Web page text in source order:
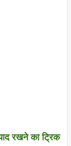
रखने का ट्रिक